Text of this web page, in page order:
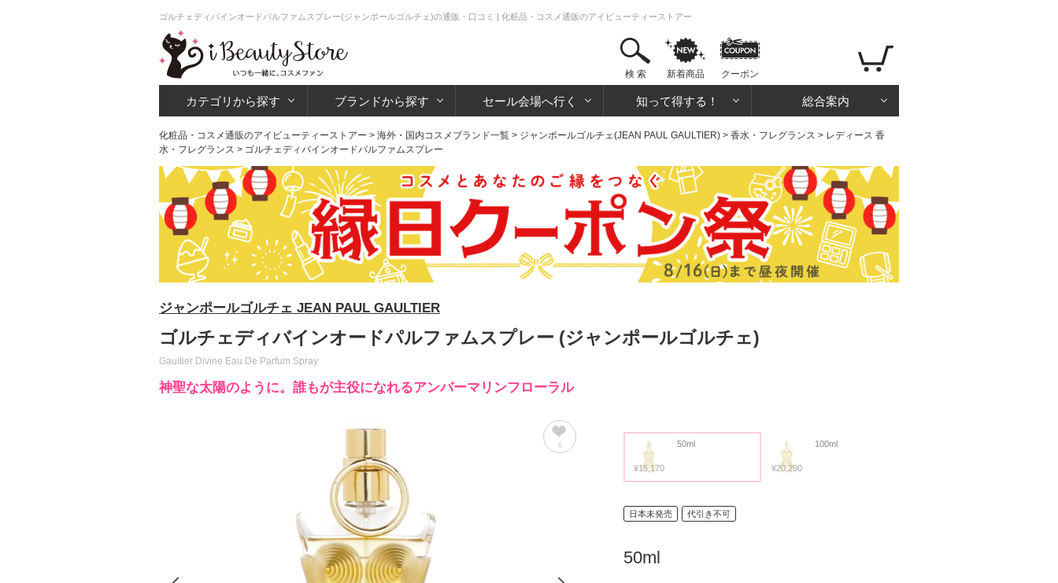
ゴルチェディバインオードパルファムスプレー(ジャンポールゴルチェ)の通販・口コミ | 化粧品・コスメ通販のアイビューティーストアー
検 索 新着商品 クーポン
カテゴリから探す ブランドから探す セール会場へ行く 知って得する！ 総合案内
化粧品・コスメ通販のアイビューティーストアー > 海外・国内コスメブランド一覧 > ジャンポールゴルチェ(JEAN PAUL GAULTIER) > 香水・フレグランス > レディース 香
水・フレグランス > ゴルチェディバインオードパルファムスプレー
ジャンポールゴルチェ JEAN PAUL GAULTIER
ゴルチェディバインオードパルファムスプレー (ジャンポールゴルチェ)
Gaultier Divine Eau De Parfum Spray
神聖な太陽のように。誰もが主役になれるアンバーマリンフローラル
6
¥15,170
50ml
¥20,290
100ml
日本未発売 代引き不可
50ml